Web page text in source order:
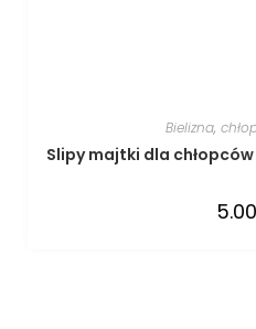
Bielizna,
Slipy majtki dla chłopców
5.00